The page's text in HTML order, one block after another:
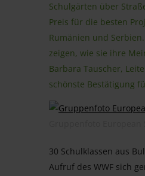
Schulgärten über
Preis für die besten
Rumänien und
zeigen, wie sie ihre
Barbara Tauscher,
schönste Bestätigung
30 Schulklassen aus
Aufruf des WWF sich